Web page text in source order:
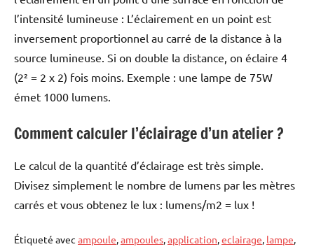
l’intensité lumineuse : L’éclairement en un point est
inversement proportionnel au carré de la distance à la
source lumineuse. Si on double la distance, on éclaire 4
(2² = 2 x 2) fois moins. Exemple : une lampe de 75W
émet 1000 lumens.
Comment calculer l’éclairage d’un atelier ?
Le calcul de la quantité d’éclairage est très simple.
Divisez simplement le nombre de lumens par les mètres
carrés et vous obtenez le lux : lumens/m2 = lux !
Étiqueté avec ampoule,ampoules,application,eclairage, lampe,